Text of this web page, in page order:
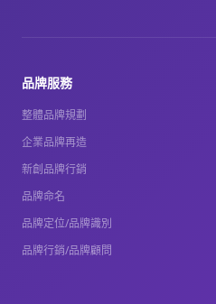
品牌服務
整體品牌規劃
企業品牌再造
新創品牌行銷
品牌命名
品牌定位/品牌識別
品牌行銷/品牌顧問